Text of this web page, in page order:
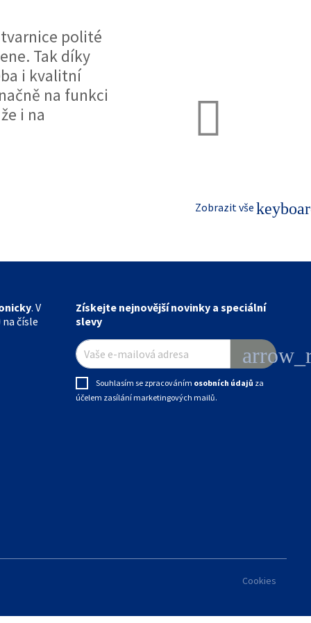
polité
Tak díky
i kvalitní
na funkci
i na
Zobrazit vše
. V
na čísle
Získejte nejnovější novinky a speciální
slevy
Souhlasím se zpracováním osobních údajů za
účelem zasílání marketingových mailů.
Cookies